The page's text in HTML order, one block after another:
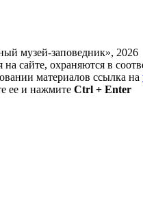
музей-заповедник», 2026
сайте, охраняются в
материалов ссылка на
ее и нажмите Ctrl + Enter